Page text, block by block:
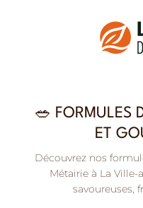
🥗 FORMULES
ET
Découvrez nos
Métairie à La Ville-
savoureuses,